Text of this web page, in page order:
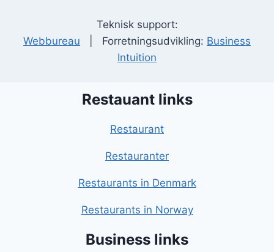
Teknisk support:
Webbureau | Forretningsudvikling: Business
Intuition
Restauant links
Restaurant
Restauranter
Restaurants in Denmark
Restaurants in Norway
Business links